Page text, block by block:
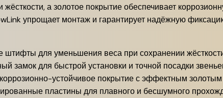
а золотое покрытие обеспечивает
упрощает монтаж и гарантирует надёжную
штифты для уменьшения веса при сохранении
замок для быстрой установки и точной посадки
устойчивое покрытие с эффектным золотым
пластины для плавного и бесшумного